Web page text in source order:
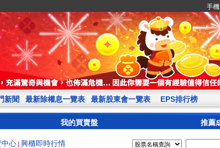
手
新聞 最新除權息一覽表 最新股東會一覽表 EPS排行榜
我的買賣盤 推薦
中心 興櫃即時行情